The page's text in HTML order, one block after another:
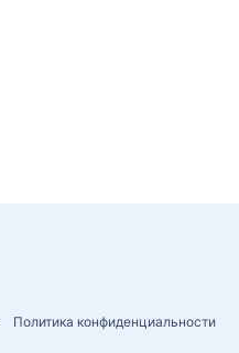
Политика конфиденциальности